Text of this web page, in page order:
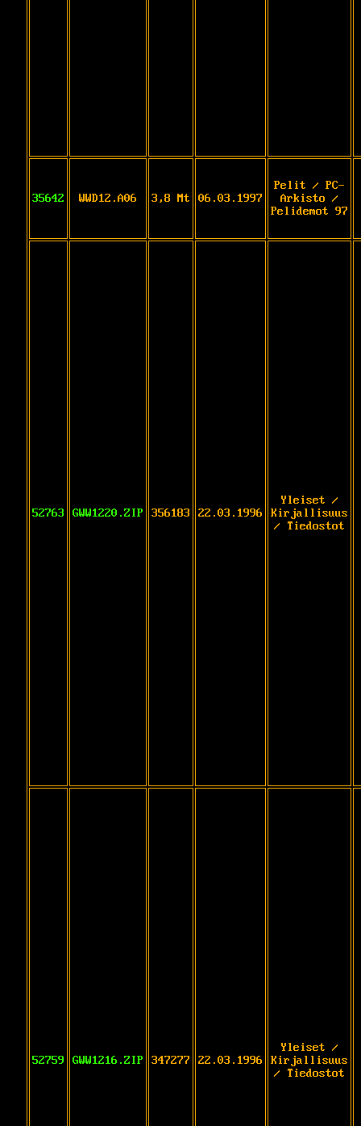
35642 WWD12.A06 3,8 Mt 06.03.1997
Pelit / PC-
Arkisto /
Pelidemot 97
52763 GWW1220.ZIP 356183 22.03.1996
Yleiset /
Kirjallisuus
/ Tiedostot
52759 GWW1216.ZIP 347277 22.03.1996
Yleiset /
Kirjallisuus
/ Tiedostot